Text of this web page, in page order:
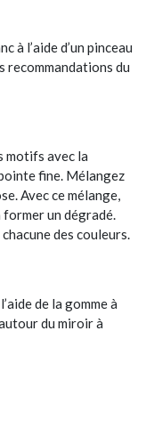
à l’aide d’un pinceau
recommandations du
motifs avec la
fine. Mélangez
Avec ce mélange,
un dégradé.
des couleurs.
de la gomme à
du miroir à